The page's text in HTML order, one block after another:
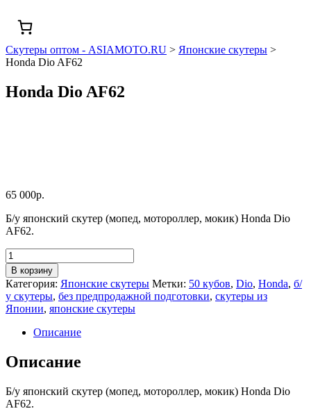
Скутеры оптом - ASIAMOTO.RU > Японские скутеры >
Honda Dio AF62
Honda Dio AF62
65 000р.
Б/у японский скутер (мопед, мотороллер, мокик) Honda Dio
AF62.
Количество
товара
Honda
Dio
AF62
В корзину
Категория: Японские скутеры Метки: 50 кубов, Dio, Honda, б/
у скутеры, без предпродажной подготовки, скутеры из
Японии, японские скутеры
Описание
Описание
Б/у японский скутер (мопед, мотороллер, мокик) Honda Dio
AF62.